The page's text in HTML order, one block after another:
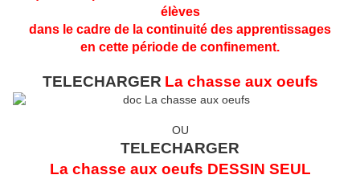
élèves
dans le cadre de la continuité des apprentissages
en cette période de confinement.
TELECHARGER La chasse aux oeufs
OU
TELECHARGER
La chasse aux oeufs DESSIN SEUL